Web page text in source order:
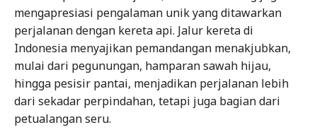
mengapresiasi pengalaman unik yang ditawarkan
perjalanan dengan kereta api. Jalur kereta di
Indonesia menyajikan pemandangan menakjubkan,
mulai dari pegunungan, hamparan sawah hijau,
hingga pesisir pantai, menjadikan perjalanan lebih
dari sekadar perpindahan, tetapi juga bagian dari
petualangan seru.